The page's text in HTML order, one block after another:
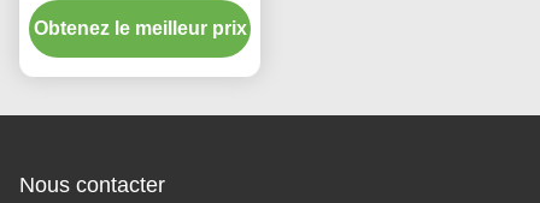
mince menotté en PU
Obtenez le meilleur prix
Nous contacter